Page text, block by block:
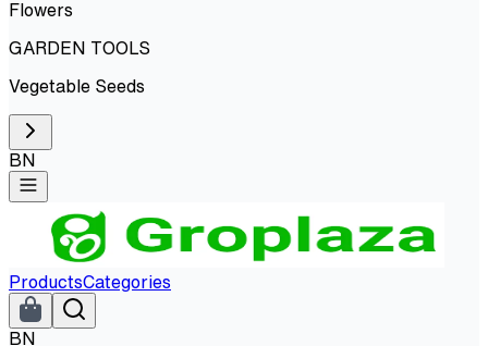
Flowers
GARDEN TOOLS
Vegetable Seeds
BN
ProductsCategories
BN